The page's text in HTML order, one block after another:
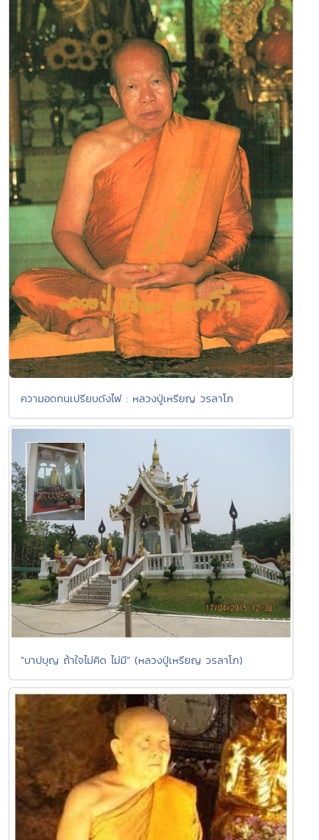
ความอดทนเปรียบดังไฟ : หลวงปู่เหรียญ วรลาโภ
"บาปบุญ ถ้าใจไม่คิด ไม่มี" (หลวงปู่เหรียญ วรลาโภ)